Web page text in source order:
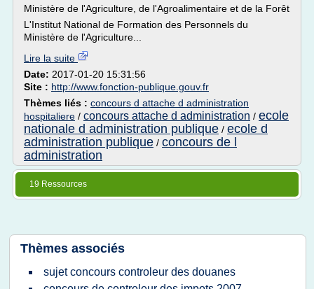
Ministère de l'Agriculture, de l'Agroalimentaire et de la Forêt
L'Institut National de Formation des Personnels du
Ministère de l'Agriculture...
Lire la suite
Date: 2017-01-20 15:31:56
Site : http://www.fonction-publique.gouv.fr
Thèmes liés : concours d attache d administration
hospitaliere / concours attache d administration / ecole
nationale d administration publique / ecole d
administration publique / concours de l
administration
19 Ressources
Thèmes associés
sujet concours controleur des douanes